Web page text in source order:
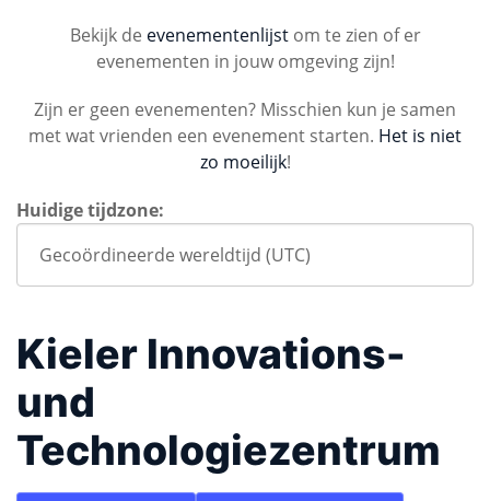
Bekijk de evenementenlijstom te zien of er
evenementen in jouw omgeving zijn!
Zijn er geen evenementen? Misschien kun je samen
met wat vrienden een evenement starten. Het is niet
zo moeilijk!
Huidige tijdzone:
Kieler Innovations-
und
Technologiezentrum